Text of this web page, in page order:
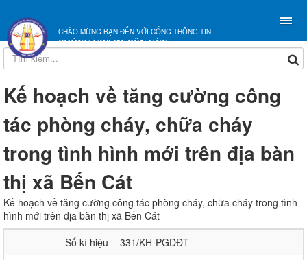
CHÀO MỪNG BẠN ĐẾN VỚI CỔNG THÔNG TIN
PHÒNG GD&ĐT BẾN CÁT
Kế hoạch về tăng cường công
tác phòng cháy, chữa cháy
trong tình hình mới trên địa bàn
thị xã Bến Cát
Kế hoạch về tăng cường công tác phòng cháy, chữa cháy trong tình
hình mới trên địa bàn thị xã Bến Cát
Số kí hiệu
331/KH-PGDĐT